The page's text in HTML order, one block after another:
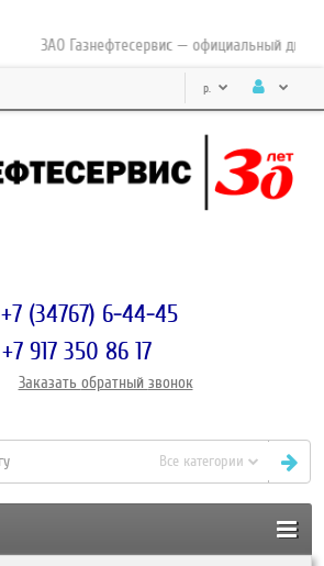
ЗАО Газнефтесервис — официальный
р.
+7 (34767) 6-44-45
+7 917 350 86 17
Заказать обратный звонок
Все категории